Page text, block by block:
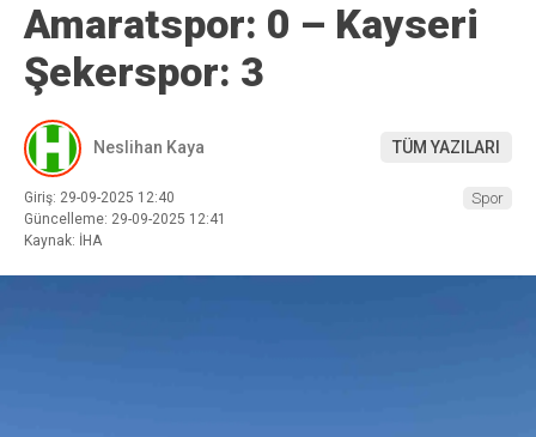
Amaratspor: 0 – Kayseri
Şekerspor: 3
Neslihan Kaya TÜM YAZILARI
Giriş: 29-09-2025 12:40
Güncelleme: 29-09-2025 12:41
Kaynak: İHA
Spor